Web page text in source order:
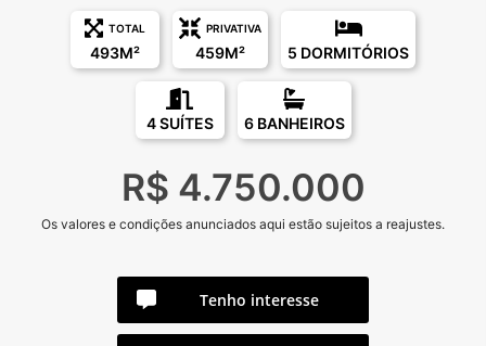
TOTAL
493M²
PRIVATIVA
459M² 5 DORMITÓRIOS
4 SUÍTES 6 BANHEIROS
R$ 4.750.000
Os valores e condições anunciados aqui estão sujeitos a reajustes.
Tenho interesse